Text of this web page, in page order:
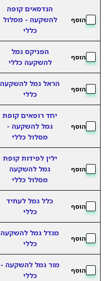
הוסף
הנדסאים קופה
להשקעה - מסלול
כללי
הוסף
הפניקס גמל
להשקעה כללי
הוסף
הראל גמל להשקעה
כללי
הוסף
יחד רופאים קופת
גמל להשקעה -
מסלול כללי
הוסף
ילין לפידות קופת
גמל להשקעה
מסלול כללי
הוסף
כלל גמל לעתיד
כללי
הוסף
מגדל גמל להשקעה
כללי
הוסף
מור גמל להשקעה -
כללי